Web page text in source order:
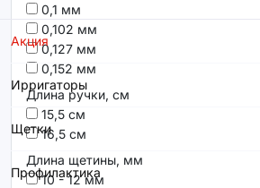
Акция
Ирригаторы
Щетки
Профилактика
0,1 мм
0,102 мм
0,127 мм
0,152 мм
Длина ручки, см
15,5 см
16,5 см
Длина щетины, мм
10 - 12 мм